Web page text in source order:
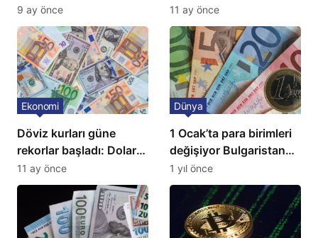
için Türkiye’de
‘Mükemmeliyet Merkezi’
kuruyor
9 ay önce
servetleri açıklandı:
Listede 2 Türk yıldız
bulunuyor
11 ay önce
Döviz kurları güne
rekorlar başladı: Dolar
ve euro sert yükseldi
Ekonomi
11 ay önce
1 Ocak’ta para birimleri
değişiyor Bulgaristan
Euro’ya geçiyor
Dünya
1 yıl önce